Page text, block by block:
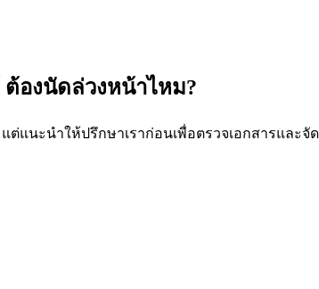
องนัดล่วงหน้าไหม?
ต่แนะนำให้ปรึกษาเราก่อนเพื่อตรวจเอกสารและจั